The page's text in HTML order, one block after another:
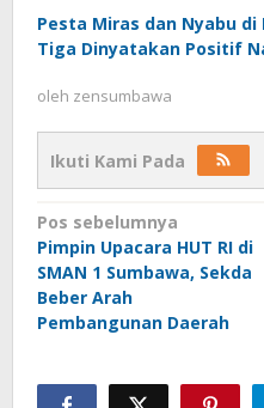
Pesta Miras dan Nyabu
Tiga Dinyatakan Positif
oleh zensumbawa
Ikuti Kami Pada
Navigasi
pos
Pos sebelumnya
Pimpin Upacara HUT RI di
SMAN 1 Sumbawa, Sekda
Beber Arah
Pembangunan Daerah